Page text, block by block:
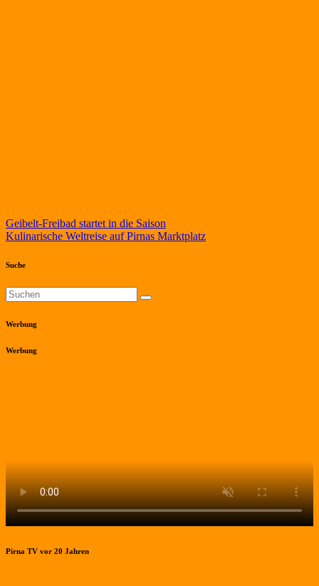
Beitragsnavigation
Geibelt-Freibad startet in die Saison
Kulinarische Weltreise auf Pirnas Marktplatz
Suche
Werbung
Werbung
Pirna TV vor 20 Jahren